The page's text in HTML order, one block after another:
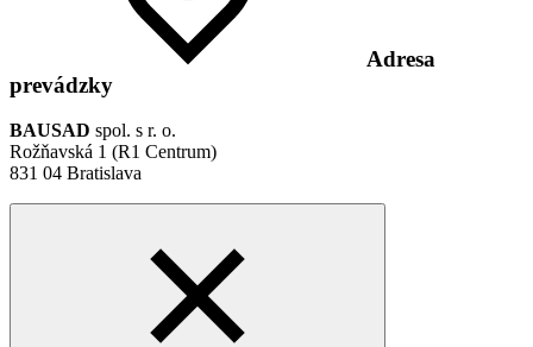
Adresa
prevádzky
BAUSAD spol. s r. o.
Rožňavská 1 (R1 Centrum)
831 04 Bratislava